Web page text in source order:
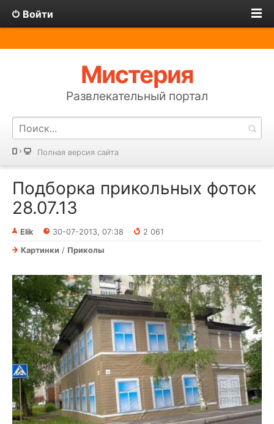
Войти
Мистерия
Развлекательный портал
Полная версия сайта
Подборка прикольных фоток
28.07.13
Elik 30-07-2013, 07:38
2 061
Картинки / Приколы